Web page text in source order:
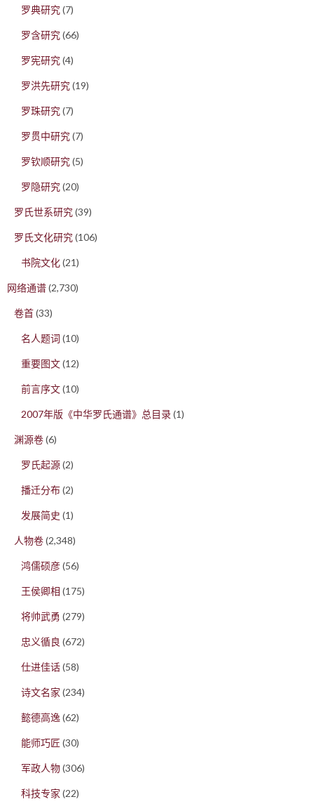
罗典研究(7)
罗含研究(66)
罗宪研究(4)
罗洪先研究(19)
罗珠研究(7)
罗贯中研究(7)
罗钦顺研究(5)
罗隐研究(20)
罗氏世系研究(39)
罗氏文化研究(106)
书院文化(21)
网络通谱(2,730)
卷首(33)
名人题词 (10)
重要图文(12)
前言序文(10)
2007年版《中华罗氏通谱》总目录(1)
渊源卷(6)
罗氏起源(2)
播迁分布(2)
发展简史 (1)
人物卷(2,348)
鸿儒硕彦(56)
王侯卿相 (175)
将帅武勇 (279)
忠义循良 (672)
仕进佳话(58)
诗文名家 (234)
懿德高逸(62)
能师巧匠 (30)
军政人物(306)
科技专家 (22)